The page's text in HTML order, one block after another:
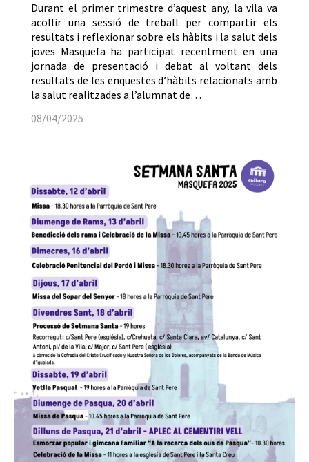
Durant el primer trimestre d’aquest any, la vila va
acollir una sessió de treball per compartir els
resultats i reflexionar sobre els hàbits i la salut dels
joves Masquefa ha participat recentment en una
jornada de presentació i debat al voltant dels
resultats de les enquestes d’hàbits relacionats amb
la salut realitzades a l’alumnat de…
08/04/2025